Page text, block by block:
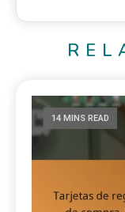
14 MINS READ